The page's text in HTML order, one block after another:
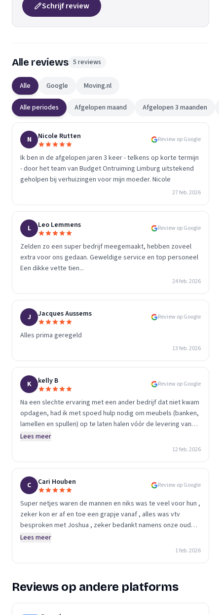
Schrijf review
Alle reviews 5 reviews
Alle Google Moving.nl
Alle periodes Afgelopen maand Afgelopen 3 maanden
N Nicole Rutten Review op Google
Ik ben in de afgelopen jaren 3 keer - telkens op korte termijn
- door het team van Budget Ontruiming Limburg uitstekend
geholpen bij verhuizingen voor mijn moeder. Nicole
27 feb. 2026
L Leo Lemmens Review op Google
Zelden zo een super bedrijf meegemaakt, hebben zoveel
extra voor ons gedaan. Geweldige service en top personeel
Een dikke vette tien...
24 feb. 2026
J Jacques Aussems Review op Google
Alles prima geregeld
13 feb. 2026
K kelly B Review op Google
Na een slechte ervaring met een ander bedrijf dat niet kwam
opdagen, had ik met spoed hulp nodig om meubels (banken,
lamellen en spullen) op te laten halen vóór de levering van
mijn nieuwe bank. Ik werd binnen 30 minuten teruggebeld en
ondanks hun drukke planning deden ze echt hun best om mij
voor de deur. Super vriendelijk, snel, professioneel en ook
nog eens heel gezellig. Ze werkten hard en alles was zó
geregeld. Ze waren daarnaast ontzettend lief en geduldig
met mijn zoontje van 5 die graag wilde meehelpen. Ze
stelden ons echt op ons gemak. Dat persoonlijke en
meedenkende maakte het verschil, zeker na mijn eerdere
slechte ervaring met een ander bedrijf. Alles netjes
Lees meer
12 feb. 2026
C Cari Houben Review op Google
Super netjes waren de mannen en niks was te veel voor hun ,
zeker kon er af en toe een grapje vanaf , alles was vtv
besproken met Joshua , zeker bedankt namens onze ouders
voor de goede zorgen 👍🏻 en we zullen zeker Budget
Lees meer
1 feb. 2026
Reviews op andere platforms